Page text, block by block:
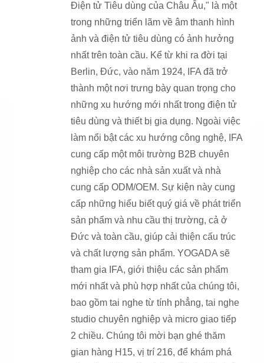
Điện tử Tiêu dùng của Châu Âu," là một
trong những triển lãm về âm thanh hình
ảnh và điện tử tiêu dùng có ảnh hưởng
nhất trên toàn cầu. Kể từ khi ra đời tại
Berlin, Đức, vào năm 1924, IFA đã trở
thành một nơi trưng bày quan trọng cho
những xu hướng mới nhất trong điện tử
tiêu dùng và thiết bị gia dụng. Ngoài việc
làm nổi bật các xu hướng công nghệ, IFA
cung cấp một môi trường B2B chuyên
nghiệp cho các nhà sản xuất và nhà
cung cấp ODM/OEM. Sự kiện này cung
cấp những hiểu biết quý giá về phát triển
sản phẩm và nhu cầu thị trường, cả ở
Đức và toàn cầu, giúp cải thiện cấu trúc
và chất lượng sản phẩm. YOGADA sẽ
tham gia IFA, giới thiệu các sản phẩm
mới nhất và phù hợp nhất của chúng tôi,
bao gồm tai nghe từ tính phẳng, tai nghe
studio chuyên nghiệp và micro giao tiếp
2 chiều. Chúng tôi mời bạn ghé thăm
gian hàng H15, vị trí 216, để khám phá